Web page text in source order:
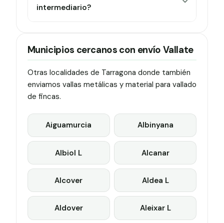
intermediario?
Municipios cercanos con envío Vallate
Otras localidades de Tarragona donde también
enviamos vallas metálicas y material para vallado
de fincas.
Aiguamurcia Albinyana
Albiol L Alcanar
Alcover Aldea L
Aldover Aleixar L